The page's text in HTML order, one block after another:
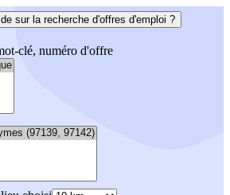
sur la recherche d'offres d'emploi ?
clé, numéro d'offre